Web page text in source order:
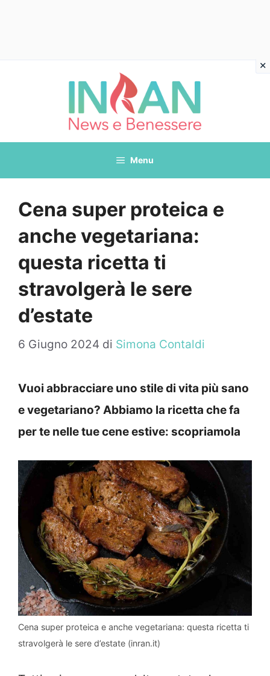
Menu
Cena super proteica e
anche vegetariana:
questa ricetta ti
stravolgerà le sere
d’estate
6 Giugno 2024 di Simona Contaldi
Vuoi abbracciare uno stile di vita più sano
e vegetariano? Abbiamo la ricetta che fa
per te nelle tue cene estive: scopriamola
Cena super proteica e anche vegetariana: questa ricetta ti
stravolgerà le sere d’estate (inran.it)